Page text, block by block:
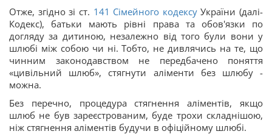
Отже, згідно зі ст. 141 Сімейного кодексуУкраїни (далі-
Кодекс), батьки мають рівні права та обов'язки по
догляду за дитиною, незалежно від того були вони у
шлюбі між собою чи ні. Тобто, не дивлячись на те, що
чинним законодавством не передбачено поняття
«цивільний шлюб», стягнути аліменти без шлюбу -
можна.
Без перечно, процедура стягнення аліментів, якщо
шлюб не був зареєстрованим, буде трохи складнішою,
ніж стягнення аліментів будучи в офіційному шлюбі.